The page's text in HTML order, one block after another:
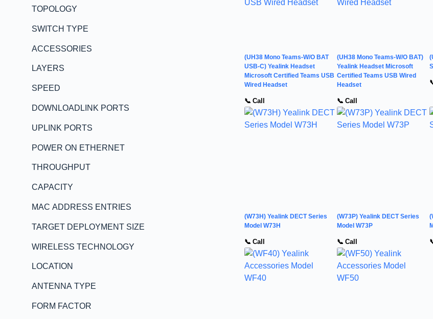
TOPOLOGY
SWITCH TYPE
ACCESSORIES
LAYERS
SPEED
DOWNLOADLINK PORTS
UPLINK PORTS
POWER ON ETHERNET
THROUGHPUT
CAPACITY
MAC ADDRESS ENTRIES
TARGET DEPLOYMENT SIZE
WIRELESS TECHNOLOGY
LOCATION
ANTENNA TYPE
FORM FACTOR
(UH38 Mono Teams-W/O BAT
USB-C) Yealink Headset
Microsoft Certified Teams USB
Wired Headset
📞 Call
(UH38 Mono Teams-W/O BAT)
Yealink Headset Microsoft
Certified Teams USB Wired
Headset
📞 Call
(W73H) Yealink DECT Series
Model W73H
📞 Call
(W73P) Yealink DECT Series
Model W73P
📞 Call